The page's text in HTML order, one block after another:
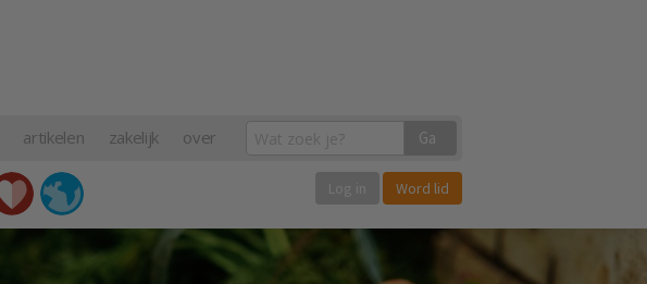
artikelen zakelijk over Ga
Word lid